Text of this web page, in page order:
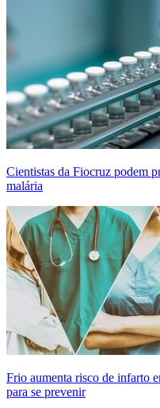
Cientistas da Fiocruz podem
malária
Frio aumenta risco de infarto
para se prevenir